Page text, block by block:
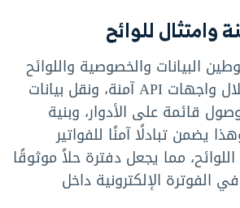
وامتثال للوائح
البيانات والخصوصية واللوائح
في الإمارات من خلال واجهات API آمنة، ونقل بيانات
قائمة على الأدوار، وبنية
يضمن تبادلًا آمنًا للفواتير
مما يجعل دفترة حلاً موثوقًا
الفوترة الإلكترونية داخل